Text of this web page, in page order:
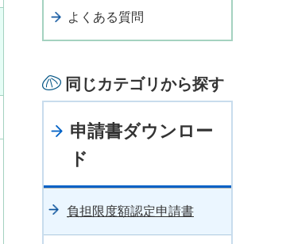
よくある質問
同じカテゴリから探す
申請書ダウンロー
ド
負担限度額認定申請書